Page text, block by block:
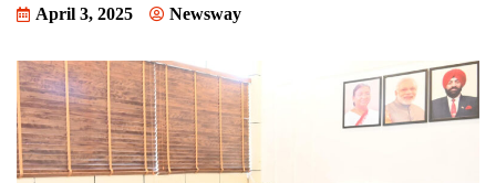
April 3, 2025 Newsway